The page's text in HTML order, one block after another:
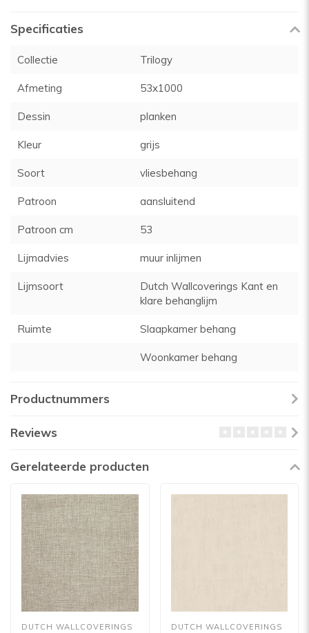
Specificaties
Collectie Trilogy
Afmeting 53x1000
Dessin planken
Kleur grijs
Soort vliesbehang
Patroon aansluitend
Patroon cm 53
Lijmadvies muur inlijmen
Lijmsoort
Dutch Wallcoverings Kant en
klare behanglijm
Ruimte Slaapkamer behang
Woonkamer behang
Productnummers
Reviews
Gerelateerde producten
DUTCH WALLCOVERINGS DUTCH WALLCOVERINGS